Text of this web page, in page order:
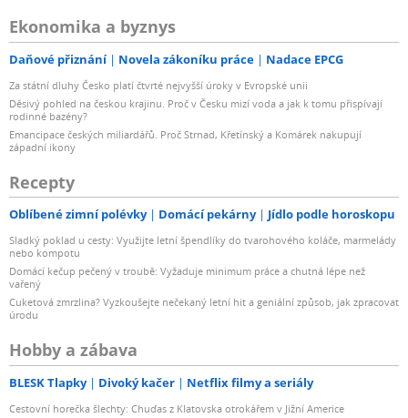
Ekonomika a byznys
Daňové přiznání Novela zákoníku práce Nadace EPCG
Za státní dluhy Česko platí čtvrté nejvyšší úroky v Evropské unii
Děsivý pohled na českou krajinu. Proč v Česku mizí voda a jak k tomu přispívají
rodinné bazény?
Emancipace českých miliardářů. Proč Strnad, Křetínský a Komárek nakupují
západní ikony
Recepty
Oblíbené zimní polévky Domácí pekárny Jídlo podle horoskopu
Sladký poklad u cesty: Využijte letní špendlíky do tvarohového koláče, marmelády
nebo kompotu
Domácí kečup pečený v troubě: Vyžaduje minimum práce a chutná lépe než
vařený
Cuketová zmrzlina? Vyzkoušejte nečekaný letní hit a geniální způsob, jak zpracovat
úrodu
Hobby a zábava
BLESK Tlapky Divoký kačer Netflix filmy a seriály
Cestovní horečka šlechty: Chuďas z Klatovska otrokářem v Jižní Americe